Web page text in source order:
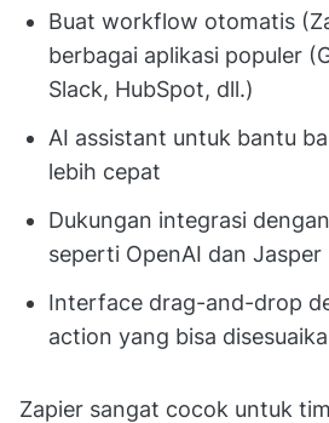
Buat workflow otomatis
berbagai aplikasi populer
Slack, HubSpot, dll.)
AI assistant untuk bantu
lebih cepat
Dukungan integrasi
seperti OpenAI dan Jasper
Interface drag-and-drop
action yang bisa
Zapier sangat cocok untuk